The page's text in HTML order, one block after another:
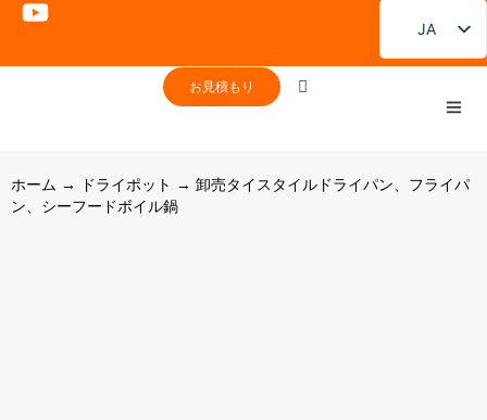
JA
EN
お見積もり
ホーム → ドライポット → 卸売タイスタイルドライパン、フライパ
ン、シーフードボイル鍋